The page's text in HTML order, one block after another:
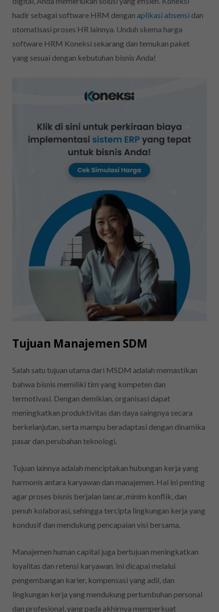
hadir sebagai software HRM dengan aplikasi absensi dan
otomatisasi proses HR lainnya. Unduh skema harga
software HRM Koneksi sekarang dan temukan paket
yang sesuai dengan kebutuhan bisnis Anda!
Tujuan Manajemen SDM
Salah satu tujuan utama dari MSDM adalah memastikan
bahwa bisnis memiliki tim yang kompeten dan
termotivasi. Dengan demikian, organisasi dapat
meningkatkan produktivitas dan daya saingnya secara
berkelanjutan, serta mampu beradaptasi dengan dinamika
pasar dan perubahan teknologi.
Tujuan lainnya adalah menciptakan hubungan kerja yang
harmonis antara karyawan dan manajemen. Hal ini penting
agar proses bisnis berjalan lancar, minim konflik, dan
penuh kolaborasi, sehingga tercipta lingkungan kerja yang
kondusif dan mendukung pencapaian visi bersama.
Manajemen human capital juga bertujuan meningkatkan
loyalitas dan retensi karyawan. Ini dicapai melalui
pengembangan karier, kompensasi yang adil, dan
lingkungan kerja yang mendukung pertumbuhan personal
dan profesional, yang pada akhirnya memperkuat